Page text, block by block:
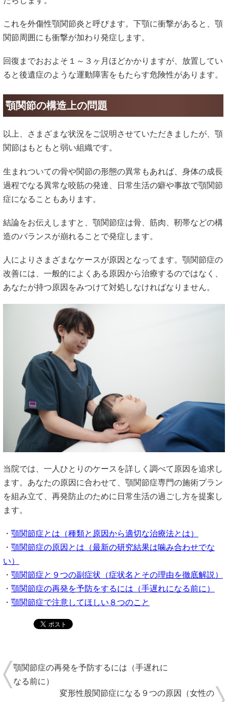
これを外傷性顎関節炎と呼びます。下顎に衝撃があると、顎
関節周囲にも衝撃が加わり発症します。
回復までおおよそ１～３ヶ月ほどかかりますが、放置してい
ると後遺症のような運動障害をもたらす危険性があります。
顎関節の構造上の問題
以上、さまざまな状況をご説明させていただきましたが、顎
関節はもともと弱い組織です。
生まれついての骨や関節の形態の異常もあれば、身体の成長
過程でなる異常な咬筋の発達、日常生活の癖や事故で顎関節
症になることもあります。
結論をお伝えしますと、顎関節症は骨、筋肉、靭帯などの構
造のバランスが崩れることで発症します。
人によりさまざまなケースが原因となってます。顎関節症の
改善には、一般的によくある原因から治療するのではなく、
あなたが持つ原因をみつけて対処しなければなりません。
当院では、一人ひとりのケースを詳しく調べて原因を追求し
ます。あなたの原因に合わせて、顎関節症専門の施術プラン
を組み立て、再発防止のために日常生活の過ごし方を提案し
ます。
・ 顎関節症とは（種類と原因から適切な治療法とは）
・ 顎関節症の原因とは（最新の研究結果は噛み合わせでな
い）
・ 顎関節症と９つの副症状（症状名とその理由を徹底解説）
・ 顎関節症の再発を予防をするには（手遅れになる前に）
・ 顎関節症で注意してほしい８つのこと
顎関節症の再発を予防するには（手遅れに
なる前に）
変形性股関節症になる９つの原因（女性の